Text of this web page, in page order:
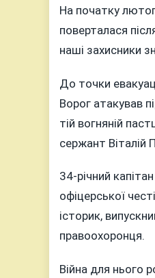
На початку
поверталася
наші захисники
До точки
Ворог атакував
тій вогняній
сержант Віталій
34-річний
офіцерської
історик,
правоохоронця.
Війна для нього